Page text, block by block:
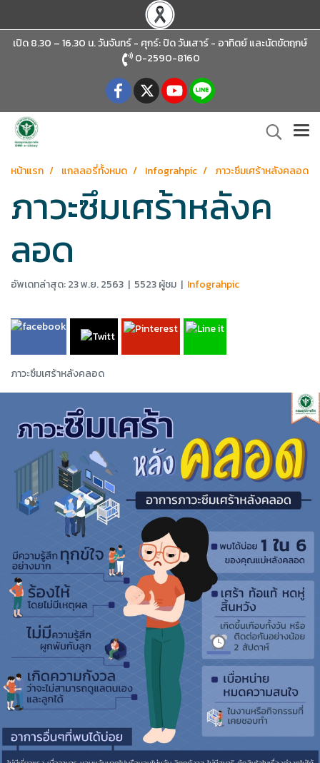
เปิด 8.30 – 16.30 น. วันจันทร์ - ศุกร์: ปิด วันเสาร์ - อาทิตย์และนัตขัตฤกษ์
0-2590-8160
หน้าแรก แกลลอรี่ทั้งหมด Infograhpic ภาวะซึมเศร้าหลังคลอด
ภาวะซึมเศร้าหลังค
ลอด
อัพเดทล่าสุด: 23 พ.ย. 2563 | 5523 ผู้ชม | Infograhpic
ภาวะซึมเศร้าหลังคลอด